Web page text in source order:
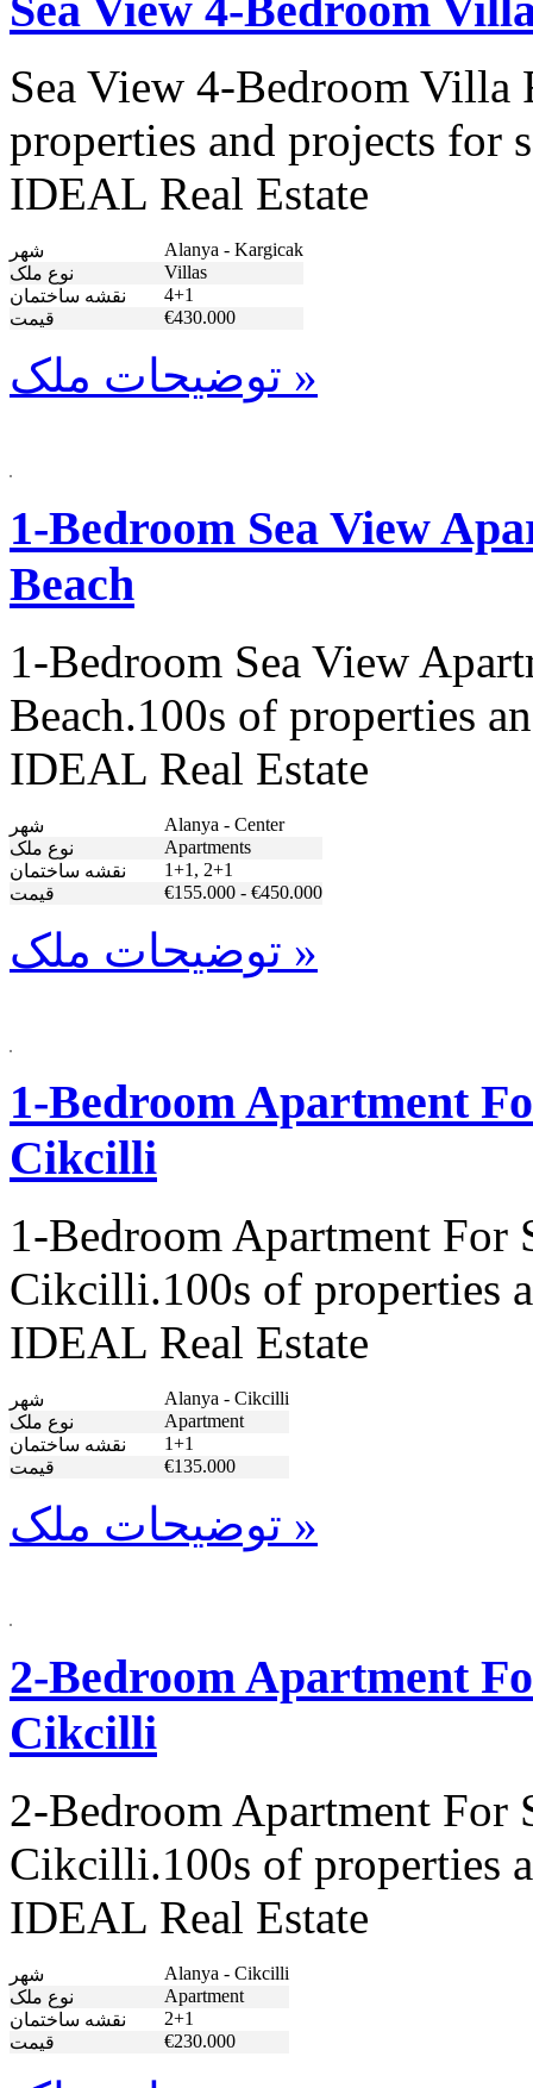
Sea View 4-Bedroom Villa
properties and projects for
IDEAL Real Estate
شهر
Alanya - Kargicak
نوع ملک
Villas
نقشه ساختمان
4+1
قیمت
€430.000
توضیحات ملک »
1-Bedroom Sea View
Beach
1-Bedroom Sea View
Beach.100s of properties
IDEAL Real Estate
شهر
Alanya - Center
نوع ملک
Apartments
نقشه ساختمان
1+1, 2+1
قیمت
€155.000 - €450.000
توضیحات ملک »
1-Bedroom Apartment
Cikcilli
1-Bedroom Apartment For
Cikcilli.100s of properties
IDEAL Real Estate
شهر
Alanya - Cikcilli
نوع ملک
Apartment
نقشه ساختمان
1+1
قیمت
€135.000
توضیحات ملک »
2-Bedroom Apartment
Cikcilli
2-Bedroom Apartment For
Cikcilli.100s of properties
IDEAL Real Estate
شهر
Alanya - Cikcilli
نوع ملک
Apartment
نقشه ساختمان
2+1
قیمت
€230.000